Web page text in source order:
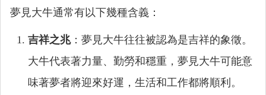
夢見大牛通常有以下幾種含義：
吉祥之兆：夢見大牛往往被認為是吉祥的象徵。
大牛代表著力量、勤勞和穩重，夢見大牛可能意
味著夢者將迎來好運，生活和工作都將順利。